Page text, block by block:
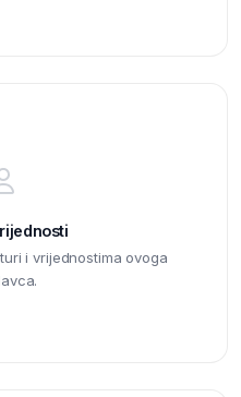
i vrijednostima ovoga